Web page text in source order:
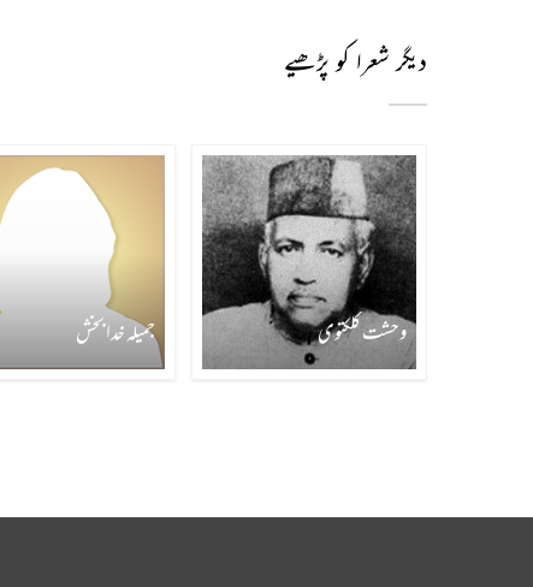
دیگر شعرا کو پڑھیے
وحشت کلکتوی جمیلہ خدا بخش